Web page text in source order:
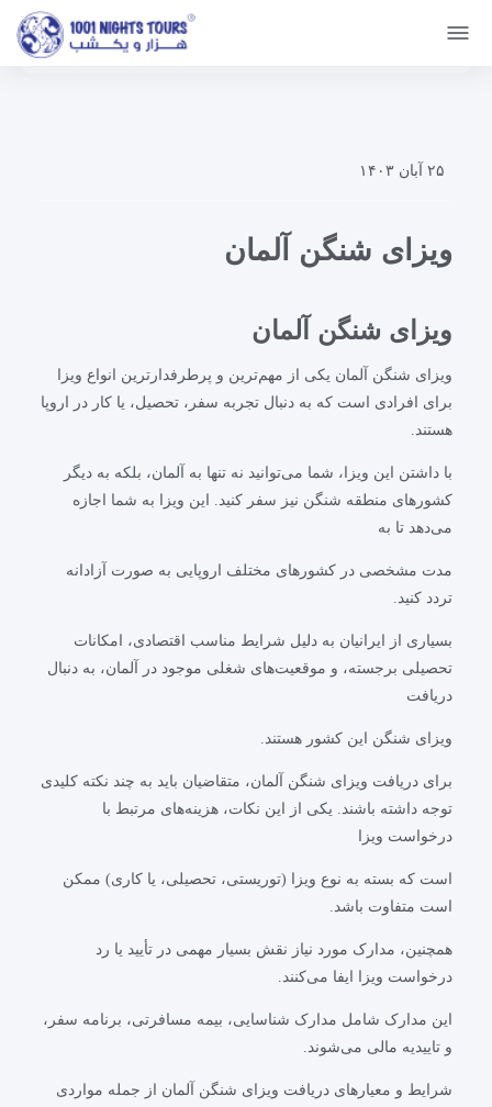
ویزای شنگن آلمان
۲۵ آبان ۱۴۰۳
ویزای شنگن آلمان
ویزای شنگن آلمان
ویزای شنگن آلمان یکی از مهم‌ترین و پرطرفدارترین انواع ویزا
برای افرادی است که به دنبال تجربه سفر، تحصیل، یا کار در اروپا
هستند.
با داشتن این ویزا، شما می‌توانید نه تنها به آلمان، بلکه به دیگر
کشورهای منطقه شنگن نیز سفر کنید. این ویزا به شما اجازه
می‌دهد تا به
مدت مشخصی در کشورهای مختلف اروپایی به صورت آزادانه
تردد کنید.
بسیاری از ایرانیان به دلیل شرایط مناسب اقتصادی، امکانات
تحصیلی برجسته، و موقعیت‌های شغلی موجود در آلمان، به دنبال
دریافت
ویزای شنگن این کشور هستند.
برای دریافت ویزای شنگن آلمان، متقاضیان باید به چند نکته کلیدی
توجه داشته باشند. یکی از این نکات، هزینه‌های مرتبط با
درخواست ویزا
است که بسته به نوع ویزا (توریستی، تحصیلی، یا کاری) ممکن
است متفاوت باشد.
همچنین، مدارک مورد نیاز نقش بسیار مهمی در تأیید یا رد
درخواست ویزا ایفا می‌کنند.
این مدارک شامل مدارک شناسایی، بیمه مسافرتی، برنامه سفر،
و تاییدیه مالی می‌شوند.
شرایط و معیارهای دریافت ویزای شنگن آلمان از جمله مواردی